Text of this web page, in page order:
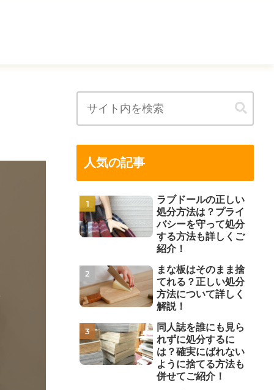
人気の記事
ラブドールの正しい
処分方法は？プライ
バシーを守って処分
する方法も詳しくご
紹介！
まな板はそのまま捨
てれる？正しい処分
方法について詳しく
解説！
同人誌を誰にも見ら
れずに処分するに
は？確実にばれない
ように捨てる方法も
併せてご紹介！